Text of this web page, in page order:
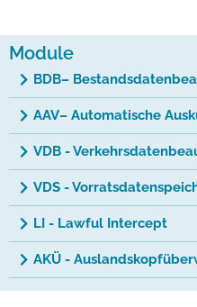
Module
BDB–
AAV– Automatische
VDB -
VDS -
LI - Lawful Intercept
AKÜ -